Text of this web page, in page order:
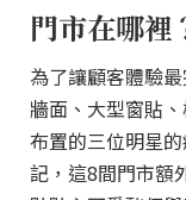
門市在哪
為了讓顧客體驗
牆面、大型窗貼
布置的三位明星
記，這8間門市額